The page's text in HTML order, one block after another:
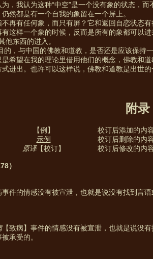
，我认为这种“中空”是一个没有象的状态，
然都是有一个自我的象留在一个屏上。
不再有任何象，而只有屏？它和返回自恋状态
这样一个象的时候，反而是所有的象都可以
他东西的进入。
的，与中国的佛教和道教，是否还是应该保持
希望在我的理论里借用他们的概念，佛教和
式进出。也许可以这样说，佛教和道教是出世
附
【例】
校订后添加的内
示例
校订后删除的内
原译【校订】 校订后修改的内
）
件的情感没有被宣泄，也就是说没有找到言
【致病】事件的情感没有被宣泄，也就是说没
承受的。